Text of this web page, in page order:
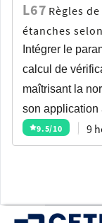
L67 Règles
étanches
Intégrer le
calcul de
maîtrisant la
son application
9.5/10 9